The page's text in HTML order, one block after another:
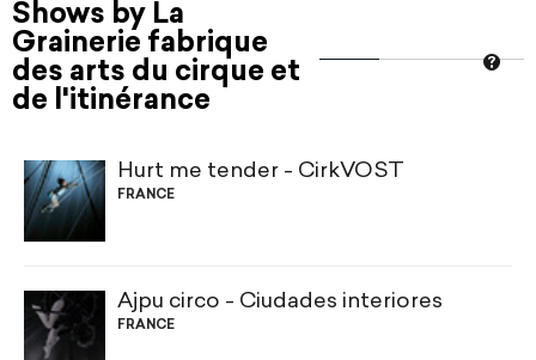
Shows by La
Grainerie fabrique
des arts du cirque et
de l'itinérance
Hurt me tender - CirkVOST
FRANCE
Ajpu circo - Ciudades interiores
FRANCE